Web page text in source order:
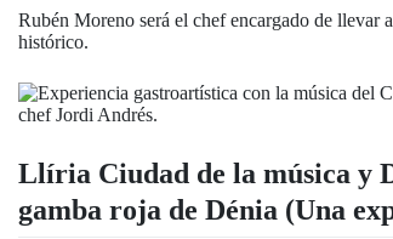
Rubén Moreno será el chef encargado de llevar
histórico.
Llíria Ciudad de la música y
gamba roja de Dénia (Una